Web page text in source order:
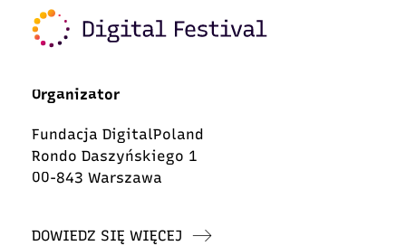
Organizator
Fundacja DigitalPoland
Rondo Daszyńskiego 1
00-843 Warszawa
DOWIEDZ SIĘ WIĘCEJ